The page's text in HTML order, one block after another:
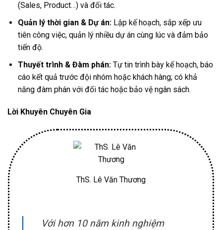
(Sales, Product…) và đối tác.
Quản lý thời gian & Dự án:Lập kế hoạch, sắp xếp ưu
tiên công việc, quản lý nhiều dự án cùng lúc và đảm bảo
tiến độ.
Thuyết trình & Đàm phán:Tự tin trình bày kế hoạch, báo
cáo kết quả trước đội nhóm hoặc khách hàng; có khả
năng đàm phán với đối tác hoặc bảo vệ ngân sách.
Lời Khuyên Chuyên Gia
ThS. Lê Văn Thương
Với hơn 10 năm kinh nghiệm